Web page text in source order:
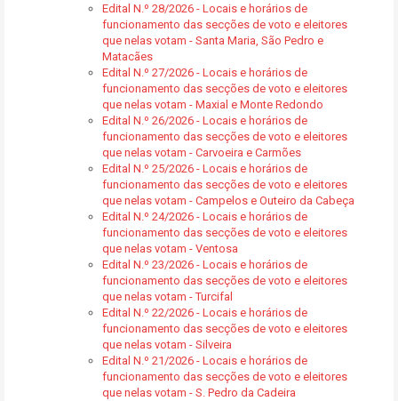
Edital N.º 28/2026 - Locais e horários de
funcionamento das secções de voto e eleitores
que nelas votam - Santa Maria, São Pedro e
Matacães
Edital N.º 27/2026 - Locais e horários de
funcionamento das secções de voto e eleitores
que nelas votam - Maxial e Monte Redondo
Edital N.º 26/2026 - Locais e horários de
funcionamento das secções de voto e eleitores
que nelas votam - Carvoeira e Carmões
Edital N.º 25/2026 - Locais e horários de
funcionamento das secções de voto e eleitores
que nelas votam - Campelos e Outeiro da Cabeça
Edital N.º 24/2026 - Locais e horários de
funcionamento das secções de voto e eleitores
que nelas votam - Ventosa
Edital N.º 23/2026 - Locais e horários de
funcionamento das secções de voto e eleitores
que nelas votam - Turcifal
Edital N.º 22/2026 - Locais e horários de
funcionamento das secções de voto e eleitores
que nelas votam - Silveira
Edital N.º 21/2026 - Locais e horários de
funcionamento das secções de voto e eleitores
que nelas votam - S. Pedro da Cadeira